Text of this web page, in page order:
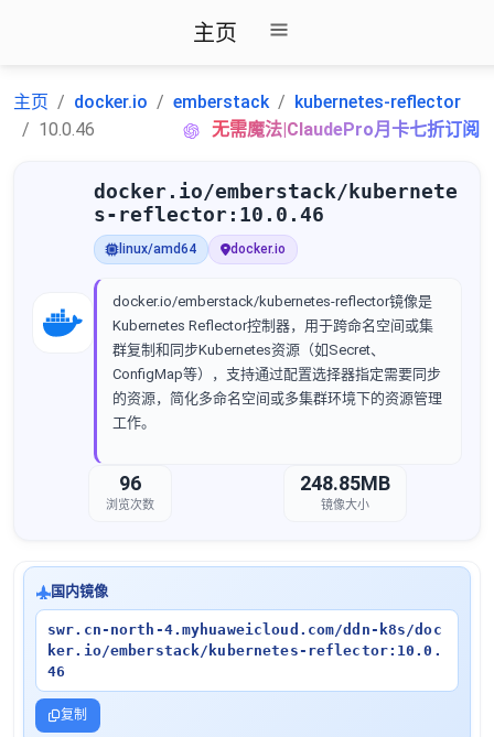
主页
主页 docker.io emberstack
kubernetes-reflector
10.0.46
无需魔法|ClaudePro月卡七折订阅
docker.io/emberstack/kubernete
s-reflector:10.0.46
linux/amd64 docker.io
docker.io/emberstack/kubernetes-reflector镜像是
Kubernetes Reflector控制器，用于跨命名空间或集
群复制和同步Kubernetes资源（如Secret、
ConfigMap等），支持通过配置选择器指定需要同步
的资源，简化多命名空间或多集群环境下的资源管理
工作。
96
浏览次数
248.85MB
镜像大小
国内镜像
swr.cn-north-4.myhuaweicloud.com/ddn-k8s/doc
ker.io/emberstack/kubernetes-reflector:10.0.
46
复制